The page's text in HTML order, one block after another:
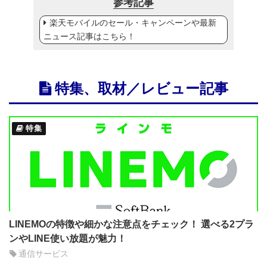
参考記事
楽天モバイルのセール・キャンペーンや最新
ニュース記事はこちら！
特集、取材／レビュー記事
特集
LINEMOの特徴や細かな注意点をチェック！ 選べる2プラ
ンやLINE使い放題が魅力！
通信サービス